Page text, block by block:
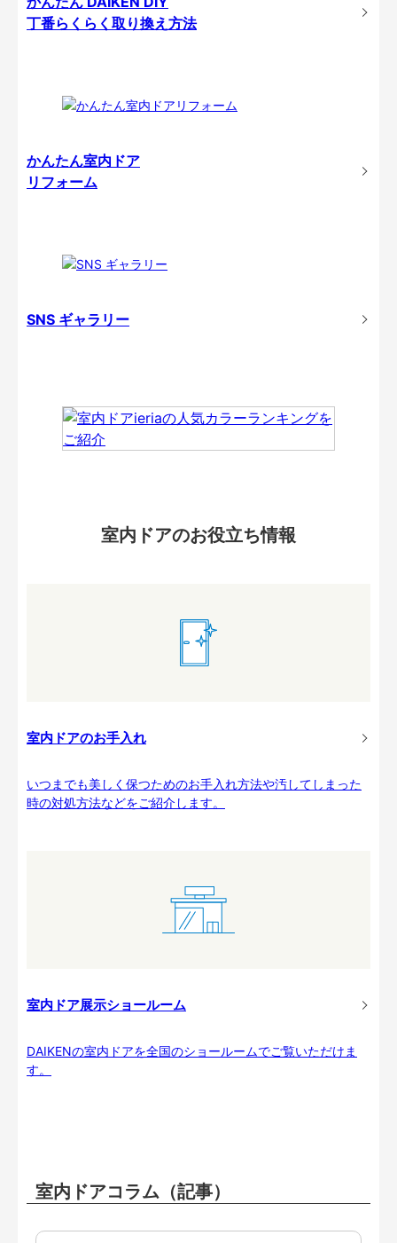
丁番らくらく取り換え方法
かんたん室内ドア
リフォーム
SNS ギャラリー
室内ドアのお役立ち情報
室内ドアのお手入れ
いつまでも美しく保つためのお手入れ方法や汚してしまった
時の対処方法などをご紹介します。
室内ドア展示ショールーム
DAIKENの室内ドアを全国のショールームでご覧いただけま
す。
室内ドアコラム（記事）